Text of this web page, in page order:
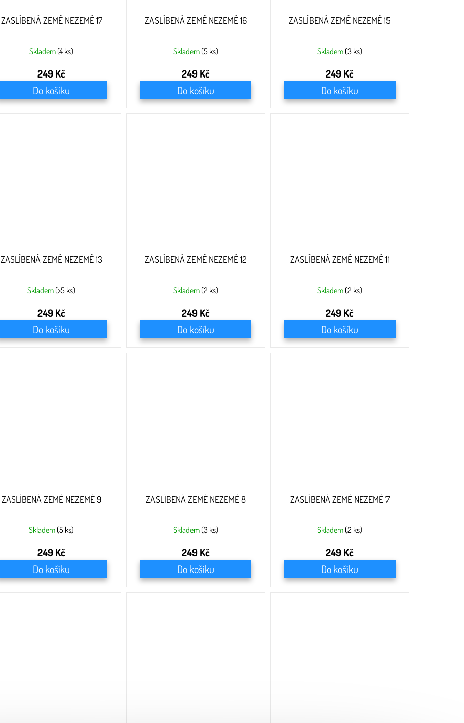
ZASLÍBENÁ ZEMĚ NEZEMĚ 17
Skladem (4 ks)
249 Kč
Do košíku
ZASLÍBENÁ ZEMĚ NEZEMĚ 16
Skladem (5 ks)
249 Kč
Do košíku
ZASLÍBENÁ ZEMĚ NEZEMĚ 15
Skladem (3 ks)
249 Kč
Do košíku
ZASLÍBENÁ ZEMĚ NEZEMĚ 13
Skladem (>5 ks)
249 Kč
Do košíku
ZASLÍBENÁ ZEMĚ NEZEMĚ 12
Skladem (2 ks)
249 Kč
Do košíku
ZASLÍBENÁ ZEMĚ NEZEMĚ 11
Skladem (2 ks)
249 Kč
Do košíku
ZASLÍBENÁ ZEMĚ NEZEMĚ 9
Skladem (5 ks)
249 Kč
Do košíku
ZASLÍBENÁ ZEMĚ NEZEMĚ 8
Skladem (3 ks)
249 Kč
Do košíku
ZASLÍBENÁ ZEMĚ NEZEMĚ 7
Skladem (2 ks)
249 Kč
Do košíku